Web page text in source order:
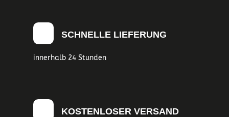
SCHNELLE LIEFERUNG
innerhalb 24 Stunden
KOSTENLOSER VERSAND